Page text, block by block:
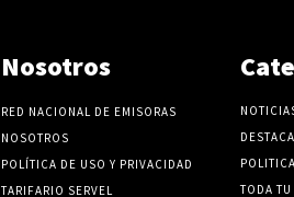
Nosotros
RED NACIONAL DE EMISORAS
NOSOTROS
POLÍTICA DE USO Y PRIVACIDAD
TARIFARIO SERVEL
POLITICA
TODA